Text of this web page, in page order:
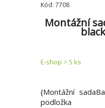
Kód: 7708
Montážní
E-shop > 5 ks
{Montážní
podložka